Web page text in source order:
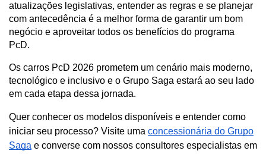
atualizações legislativas, entender as regras e se planejar
com antecedência é a melhor forma de garantir um bom
negócio e aproveitar todos os benefícios do programa
PcD.
Os carros PcD 2026 prometem um cenário mais moderno,
tecnológico e inclusivo e o Grupo Saga estará ao seu lado
em cada etapa dessa jornada.
Quer conhecer os modelos disponíveis e entender como
iniciar seu processo? Visite uma concessionária do Grupo
Saga e converse com nossos consultores especialistas em